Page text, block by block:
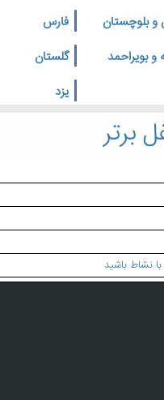
بلوچستان فارس
و بویراحمد گلستان
یزد
برتر
نشاط باشید